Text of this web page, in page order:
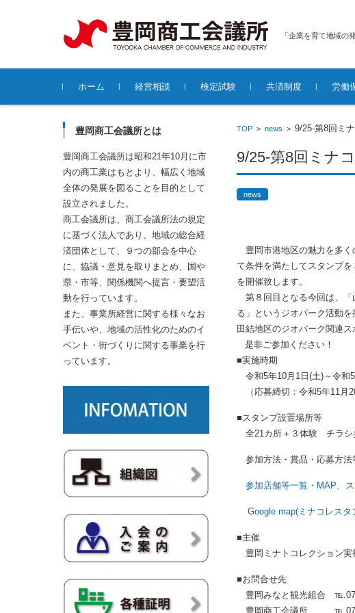
「企業を育て地域の
コンテンツに移動
ホーム
経営相談 検定試験 共済制度 労働
TOP >news >9/25-第8回ミ
9/25-第8回ミナ
news
豊岡市港地区の魅力を多く
て条件を満たしてスタンプ
を開催致します。
第８回目となる今回は、「
る」というジオパーク活動
田結地区のジオパーク関連
是非ご参加ください！
■実施時期
令和5年10月1日(土)～令和
（応募締切：令和5年11
■スタンプ設置場所等
全21カ所＋３体験 チラシ
参加方法・賞品・応募方法
参加店舗等一覧・MAP、
Google map(ミナコレスタ
■主催
豊岡ミナトコレクション実
■お問合せ先
豊岡みなと観光組合
豊岡商工会議所
豊岡商工会議所とは
豊岡商工会議所は昭和21年10月に市
内の商工業はもとより、幅広く地域
全体の発展を図ることを目的として
設立されました。
商工会議所は、商工会議所法の規定
に基づく法人であり、地域の総合経
済団体として、９つの部会を中心
に、協議・意見を取りまとめ、国や
県・市等、関係機関へ提言・要望活
動を行っています。
また、事業所経営に関する様々なお
手伝いや、地域の活性化のためのイ
ベント・街づくりに関する事業を行
っています。